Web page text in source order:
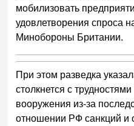
мобилизовать
удовлетворения спроса
Минобороны Британии.
Приэтом разведка
столкнется с
вооружения из-за
отношении РФ санкций и